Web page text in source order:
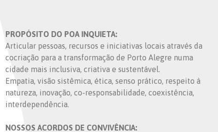
PROPÓSITO DO POA INQUIETA:
Articular pessoas, recursos e iniciativas locais através da
cocriação para a transformação de Porto Alegre numa
cidade mais inclusiva, criativa e sustentável.
Empatia, visão sistêmica, ética, senso prático, respeito à
natureza, inovação, co-responsabilidade, coexistência,
interdependência.
NOSSOS ACORDOS DE CONVIVÊNCIA: